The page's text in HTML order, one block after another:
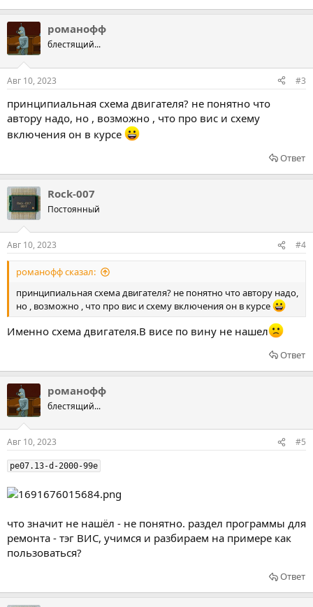
романофф
блестящий...
Авг 10, 2023 #3
принципиальная схема двигателя? не понятно что
автору надо, но , возможно , что про вис и схему
включения он в курсе
Ответ
Rock-007
Постоянный
Авг 10, 2023 #4
романофф сказал:
принципиальная схема двигателя? не понятно что автору надо,
но , возможно , что про вис и схему включения он в курсе
Именно схема двигателя.В висе по вину не нашел
Ответ
романофф
блестящий...
Авг 10, 2023 #5
pe07.13-d-2000-99e
что значит не нашёл - не понятно. раздел программы для
ремонта - тэг ВИС, учимся и разбираем на примере как
пользоваться?
Ответ